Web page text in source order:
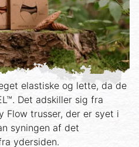
elastiske og lette, da de
Det adskiller sig fra
Flow trusser, der er syet i
syningen af det
ydersiden.